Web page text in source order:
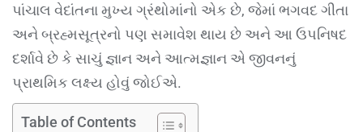
પાંચાલ વેદાંતના મુખ્ય ગ્રંથોમાંનો એક છે, જેમાં ભગવદ ગીતા
અને બ્રહ્મસૂત્રનો પણ સમાવેશ થાય છે અને આ ઉપનિષદ
દર્શાવે છે કે સાચું જ્ઞાન અને આત્મજ્ઞાન એ જીવનનું
પ્રાથમિક લક્ષ્ય હોવું જોઈએ.
Table of Contents